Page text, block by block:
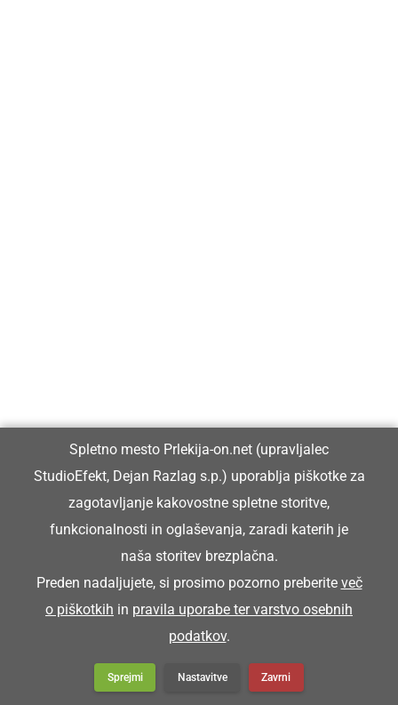
izobraževanje
žegnanje in druženje vaščanov
Na slavnostni prireditvi ob 70. prazniku
Občine Ljutomer podelili ...
Spletno mesto Prlekija-on.net (upravljalec
StudioEfekt, Dejan Razlag s.p.) uporablja piškotke za
zagotavljanje kakovostne spletne storitve,
funkcionalnosti in oglaševanja, zaradi katerih je
naša storitev brezplačna.
Preden nadaljujete, si prosimo pozorno preberite več
o piškotkih in pravila uporabe ter varstvo osebnih
podatkov.
Sprejmi Nastavitve Zavrni